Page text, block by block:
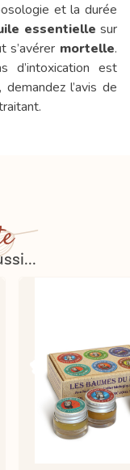
et la durée
essentielle sur
s’avérer mortelle.
d’intoxication est
l’avis de